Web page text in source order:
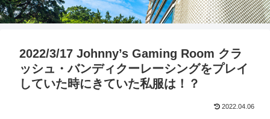
2022/3/17 Johnny’s Gaming Room クラ
ッシュ・バンディクーレーシングをプレイ
していた時にきていた私服は！？
2022.04.06